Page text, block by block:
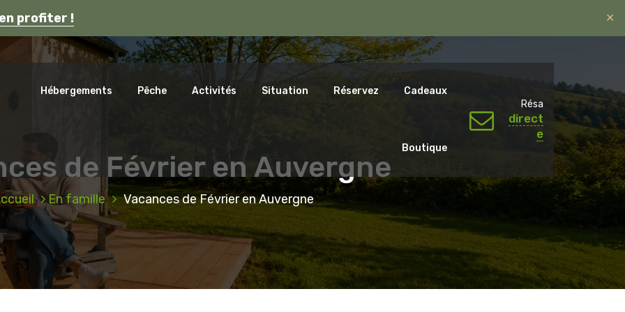
profiter ! ✕
Auvergne.
Hébergements Pêche Activités Situation Réservez Cadeaux
Boutique
Résa
direct
e
de Février en Auvergne
En famille Vacances de Février en Auvergne